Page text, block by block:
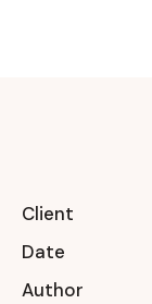
Client
Date
Author